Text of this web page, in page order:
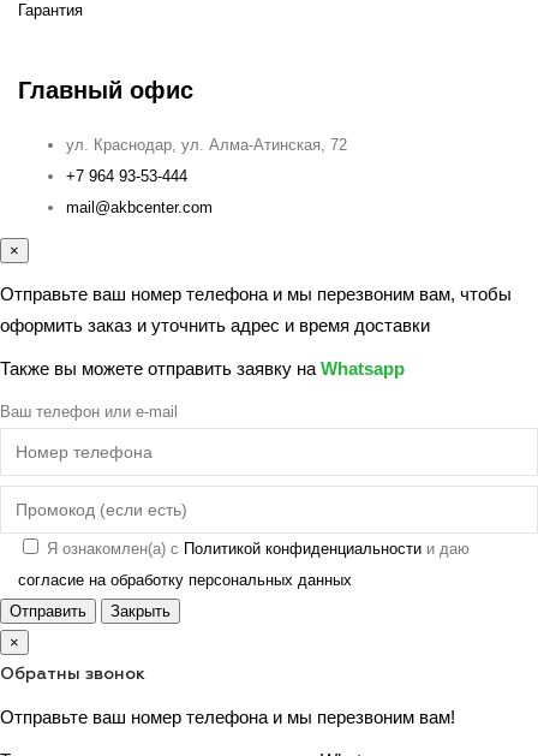
Гарантия
Главный офис
ул. Краснодар, ул. Алма-Атинская, 72
+7 964 93-53-444
mail@akbcenter.com
×
Отправьте ваш номер телефона и мы перезвоним вам, чтобы
оформить заказ и уточнить адрес и время доставки
Также вы можете отправить заявку на Whatsapp
Ваш телефон или e-mail
Я ознакомлен(а) с Политикой конфиденциальности и даю
согласие на обработку персональных данных
Отправить
Закрыть
×
Обратны звонок
Отправьте ваш номер телефона и мы перезвоним вам!